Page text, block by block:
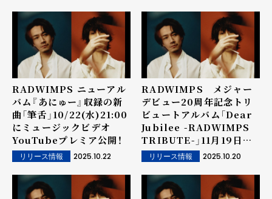
RADWIMPS ニューアル
バム『あにゅー』収録の新
曲「筆舌」10/22(水)21:00
にミュージックビデオ
YouTubeプレミア公開！
リリース情報 2025.10.22
RADWIMPS メジャー
デビュー20周年記念トリ
ビュートアルバム「Dear
Jubilee -RADWIMPS
TRIBUTE-」11月19日
（水）発売決定！
リリース情報 2025.10.20